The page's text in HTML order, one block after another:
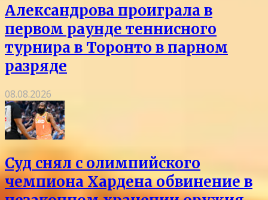
Александрова проиграла в
первом раунде теннисного
турнира в Торонто в парном
разряде
08.08.2026
Суд снял с олимпийского
чемпиона Хардена обвинение в